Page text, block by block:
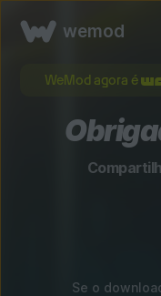
wemod
WeMod agora é
Se o